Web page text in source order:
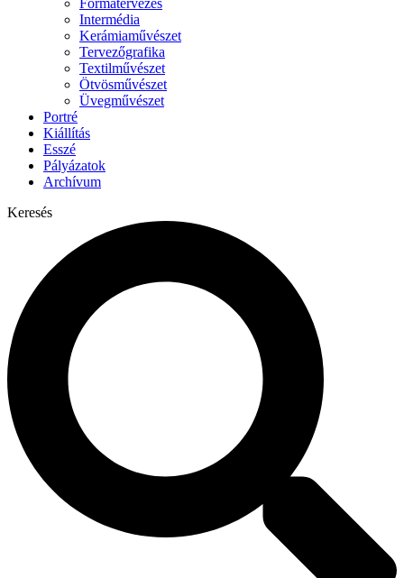
Formatervezés
Intermédia
Kerámiaművészet
Tervezőgrafika
Textilművészet
Ötvösművészet
Üvegművészet
Portré
Kiállítás
Esszé
Pályázatok
Archívum
Keresés